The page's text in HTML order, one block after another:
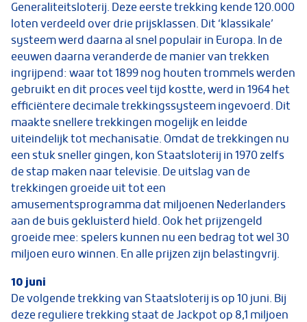
Generaliteitsloterij. Deze eerste trekking kende 120.000
loten verdeeld over drie prijsklassen. Dit ‘klassikale’
systeem werd daarna al snel populair in Europa. In de
eeuwen daarna veranderde de manier van trekken
ingrijpend: waar tot 1899 nog houten trommels werden
gebruikt en dit proces veel tijd kostte, werd in 1964 het
efficiëntere decimale trekkingssysteem ingevoerd. Dit
maakte snellere trekkingen mogelijk en leidde
uiteindelijk tot mechanisatie. Omdat de trekkingen nu
een stuk sneller gingen, kon Staatsloterij in 1970 zelfs
de stap maken naar televisie. De uitslag van de
trekkingen groeide uit tot een
amusementsprogramma dat miljoenen Nederlanders
aan de buis gekluisterd hield. Ook het prijzengeld
groeide mee: spelers kunnen nu een bedrag tot wel 30
miljoen euro winnen. En alle prijzen zijn belastingvrij.
10 juni
De volgende trekking van Staatsloterij is op 10 juni. Bij
deze reguliere trekking staat de Jackpot op 8,1 miljoen